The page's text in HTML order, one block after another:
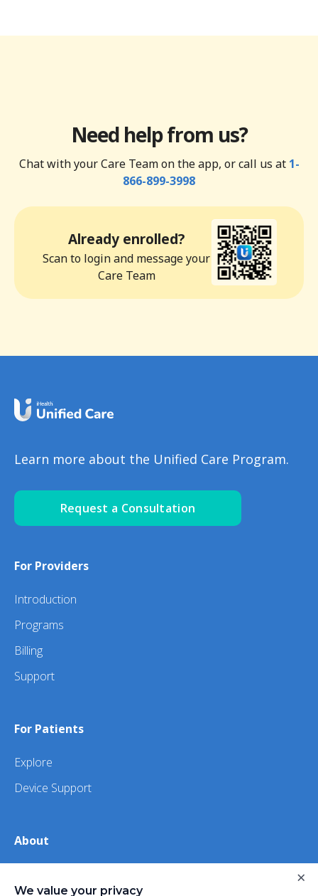
Need help from us?
Chat with your Care Team on the app, or call us at 1-
866-899-3998
Already enrolled?
Scan to login and message your
Care Team
Learn more about the Unified Care Program.
Request a Consultation
For Providers
Introduction
Programs
Billing
Support
For Patients
Explore
Device Support
About
We value your privacy
×